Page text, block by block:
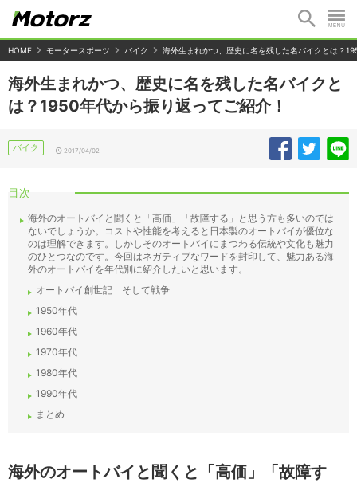
HOME モータースポーツ バイク 海外生まれかつ、歴史に名を残した名バイクとは？
海外生まれかつ、歴史に名を残した名バイクと
は？1950年代から振り返ってご紹介！
バイク 2017/04/02
目次
海外のオートバイと聞くと「高価」「故障する」と思う方も多いのでは
ないでしょうか。コストや性能を考えると日本製のオートバイが優位な
のは理解できます。しかしそのオートバイにまつわる伝統や文化も魅力
のひとつなのです。今回はネガティブなワードを封印して、魅力ある海
外のオートバイを年代別に紹介したいと思います。
オートバイ創世記 そして戦争
1950年代
1960年代
1970年代
1980年代
1990年代
まとめ
海外のオートバイと聞くと「高価」「故障す